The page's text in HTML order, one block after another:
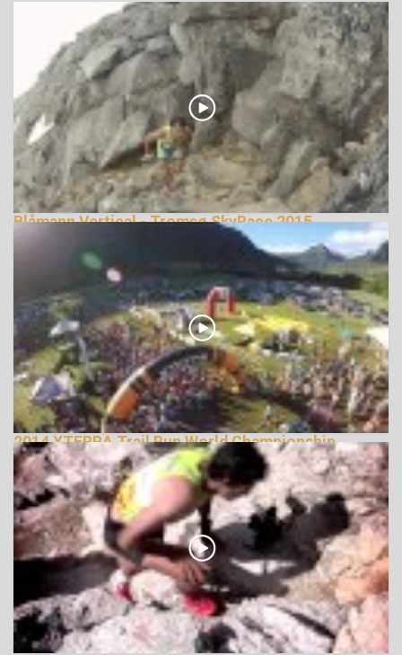
Blåmann Vertical - Tromsø SkyRace 2015
terepfutás
144155 Nézetek
2014 XTERRA Trail Run World Championship
147709 Nézetek